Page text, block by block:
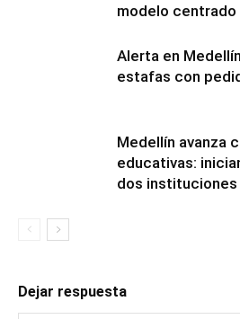
modelo centrado
Alerta en
estafas con
Medellín avanza
educativas:
dos instituciones
Dejar respuesta